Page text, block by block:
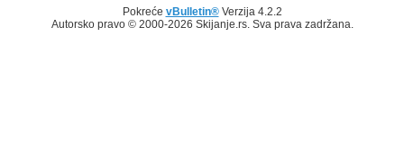
Pokreće vBulletin®Verzija 4.2.2
Autorsko pravo © 2000-2026 Skijanje.rs. Sva prava zadržana.